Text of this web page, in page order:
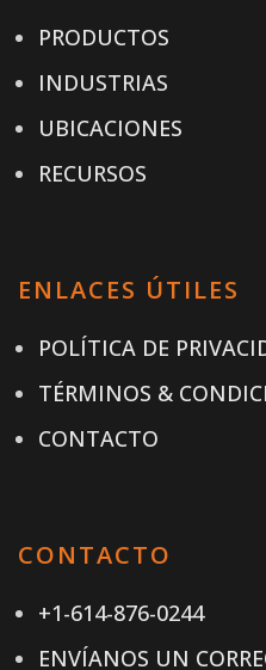
PRODUCTOS
INDUSTRIAS
UBICACIONES
RECURSOS
ENLACES ÚTILES
POLÍTICA DE
TÉRMINOS &
CONTACTO
CONTACTO
+1-614-876-0244
ENVÍANOS UN